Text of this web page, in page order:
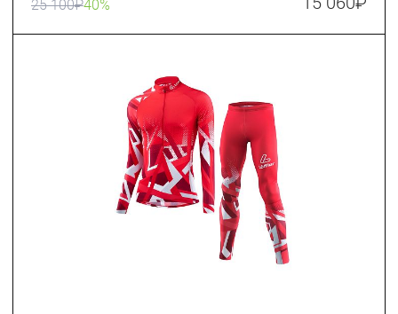
25 100₽40%